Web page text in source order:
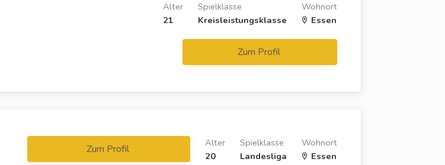
Wohnort
Essen
Spielklasse
Kreisleistungsklasse
Alter
21
Zum Profil
Wohnort
Essen
Spielklasse
Landesliga
Alter
20
Zum Profil